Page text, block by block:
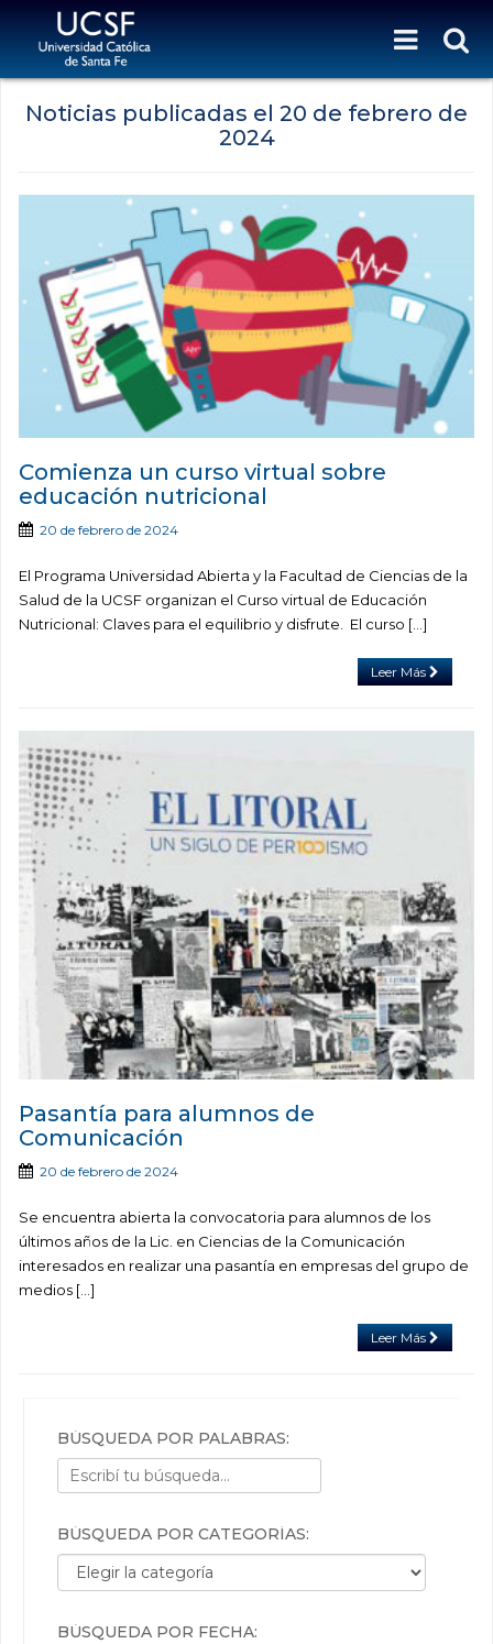
Noticias publicadas el 20 de febrero de
2024
Comienza un curso virtual sobre
educación nutricional
20 de febrero de 2024
El Programa Universidad Abierta y la Facultad de Ciencias de la
Salud de la UCSF organizan el Curso virtual de Educación
Nutricional: Claves para el equilibrio y disfrute. El curso […]
Leer Más
Pasantía para alumnos de
Comunicación
20 de febrero de 2024
Se encuentra abierta la convocatoria para alumnos de los
últimos años de la Lic. en Ciencias de la Comunicación
interesados en realizar una pasantía en empresas del grupo de
medios […]
Leer Más
BÚSQUEDA POR PALABRAS:
BÚSQUEDA POR CATEGORÍAS:
Búsqueda por categorías:
BÚSQUEDA POR FECHA: